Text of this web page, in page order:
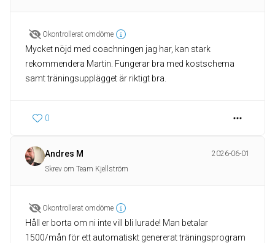
Okontrollerat omdöme
Mycket nöjd med coachningen jag har, kan stark
rekommendera Martin. Fungerar bra med kostschema
samt träningsupplägget är riktigt bra.
0
Andres M
2026-06-01
Skrev om Team Kjellström
Okontrollerat omdöme
Håll er borta om ni inte vill bli lurade! Man betalar
1500/mån för ett automatiskt genererat träningsprogram